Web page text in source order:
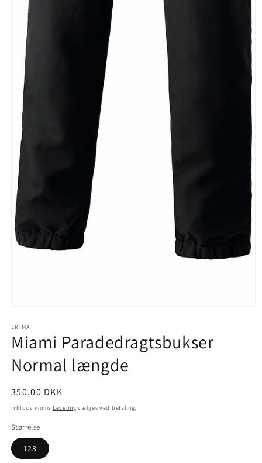
1
i
modus
ERIMA
Miami Paradedragtsbukser
Normal længde
Normalpris
350,00 DKK
Inklusiv moms Levering vælges ved betaling.
Størrelse
128